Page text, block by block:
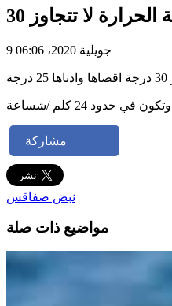
9 جويلية 2020، 06:06
حدود 24 كلم /شساعة
مشاركة
نبض صفاقس
مواضيع ذات صلة